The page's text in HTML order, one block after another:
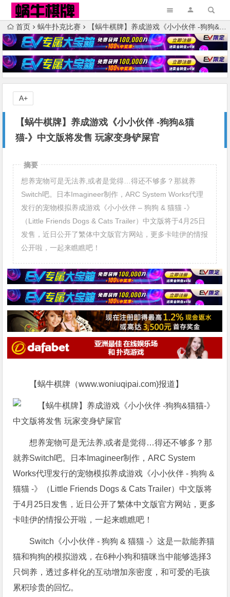
首页 蜗牛扑克比赛 【蜗牛棋牌】养成游戏《小小伙伴 -狗狗&猫猫-》中文版将发售 玩家变身铲屎官
【蜗牛棋牌】养成游戏《小小伙伴 -狗狗&猫
猫-》中文版将发售 玩家变身铲屎官
A+
摘要
想养宠物可是无法养,或者是觉得…得还不够多？那就养
Switch吧。日本Imagineer制作，ARC System Works代理
发行的宠物模拟养成游戏《小小伙伴 – 狗狗 & 猫猫 -》
（Little Friends Dogs & Cats Trailer）中文版将于4月25日
发售，近日公开了繁体中文版官方网站，更多卡哇伊的情报
公开啦，一起来瞧瞧吧！
【蜗牛棋牌（www.woniuqipai.com)报道】
想养宠物可是无法养,或者是觉得…得还不够多？那
就养Switch吧。日本Imagineer制作，ARC System
Works代理发行的宠物模拟养成游戏《小小伙伴 - 狗狗 &
猫猫 -》（Little Friends Dogs & Cats Trailer）中文版将
于4月25日发售，近日公开了繁体中文版官方网站，更多
卡哇伊的情报公开啦，一起来瞧瞧吧！
Switch《小小伙伴 - 狗狗 & 猫猫 -》这是一款能养猫
猫和狗狗的模拟游戏，在6种小狗和猫咪当中能够选择3
只饲养，透过多样化的互动增加亲密度，和可爱的毛孩
累积珍贵的回忆。